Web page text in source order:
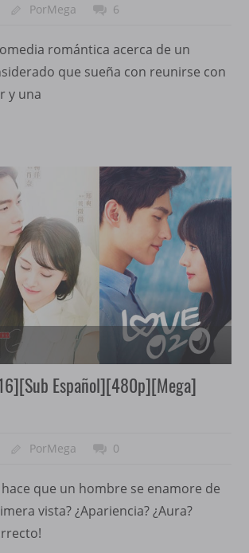
PorMega 6
romántica acerca de un
que sueña con reunirse con
y una
Español][480p][Mega]
PorMega 0
que un hombre se enamore de
vista? ¿Apariencia? ¿Aura?